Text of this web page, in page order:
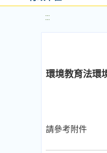
:::
環境教育法環
請參考附件